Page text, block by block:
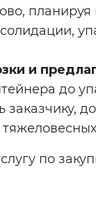
и
до
по